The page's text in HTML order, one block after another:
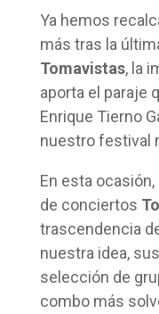
Ya hemos
más tras la
Tomavistas, la
aporta el paraje
Enrique Tierno
nuestro festival
En esta
de conciertos
trascendencia
nuestra idea,
selección de
combo más